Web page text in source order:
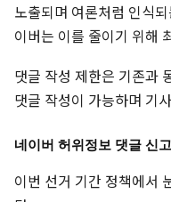
노출되며 여론처럼 인식
이버는 이를 줄이기 위해
댓글 작성 제한은 기존과
댓글 작성이 가능하며 기
네이버 허위정보 댓글 신
이번 선거 기간 정책에서